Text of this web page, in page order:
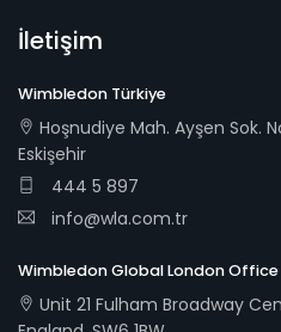
İletişim
Wimbledon Türkiye
Hoşnudiye Mah. Ayşen Sok.
Eskişehir
444 5 897
info@wla.com.tr
Wimbledon Global London Office
Unit 21 Fulham Broadway